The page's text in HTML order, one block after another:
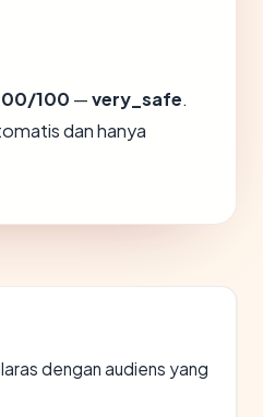
100 —very_safe.
dan hanya
dengan audiens yang